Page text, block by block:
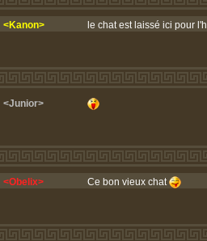
<Kanon> le chat est laissé ici pour
<Junior>
<Obelix> Ce bon vieux chat